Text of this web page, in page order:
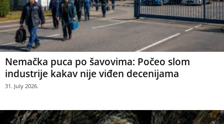
Nemačka puca po šavovima: Počeo slom
industrije kakav nije viđen decenijama
31. July 2026.